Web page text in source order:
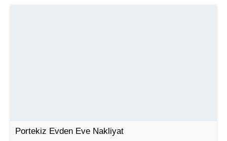
Portekiz Evden Eve Nakliyat